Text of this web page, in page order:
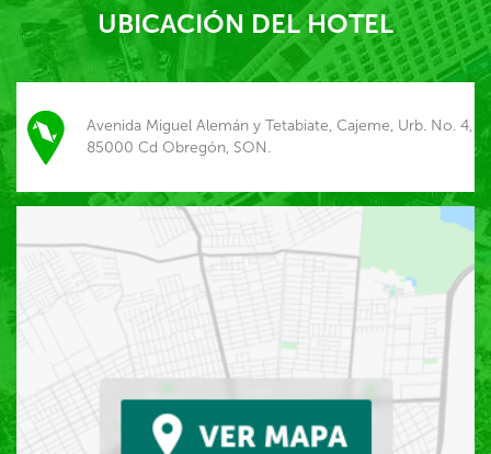
UBICACIÓN DEL HOTEL
Avenida Miguel Alemán y Tetabiate, Cajeme, Urb. No. 4,
85000 Cd Obregón, SON.